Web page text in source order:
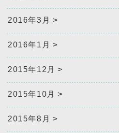
2016年3月
2016年1月
2015年12月
2015年10月
2015年8月